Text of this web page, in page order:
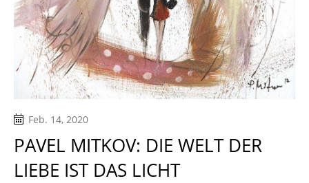
Feb. 14, 2020
PAVEL MITKOV: DIE WELT DER
LIEBE IST DAS LICHT